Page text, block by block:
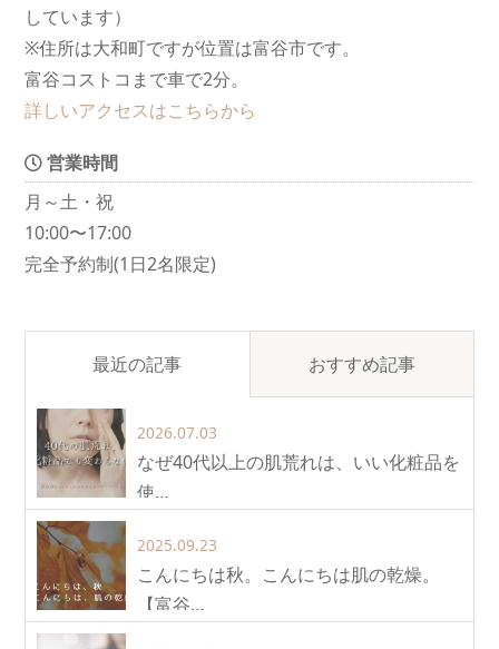
しています）
※住所は大和町ですが位置は富谷市です。
富谷コストコまで車で2分。
詳しいアクセスはこちらから
営業時間
月～土・祝
10:00〜17:00
完全予約制(1日2名限定)
最近の記事 おすすめ記事
2026.07.03
なぜ40代以上の肌荒れは、いい化粧品を
使…
2025.09.23
こんにちは秋。こんにちは肌の乾燥。
【富谷…